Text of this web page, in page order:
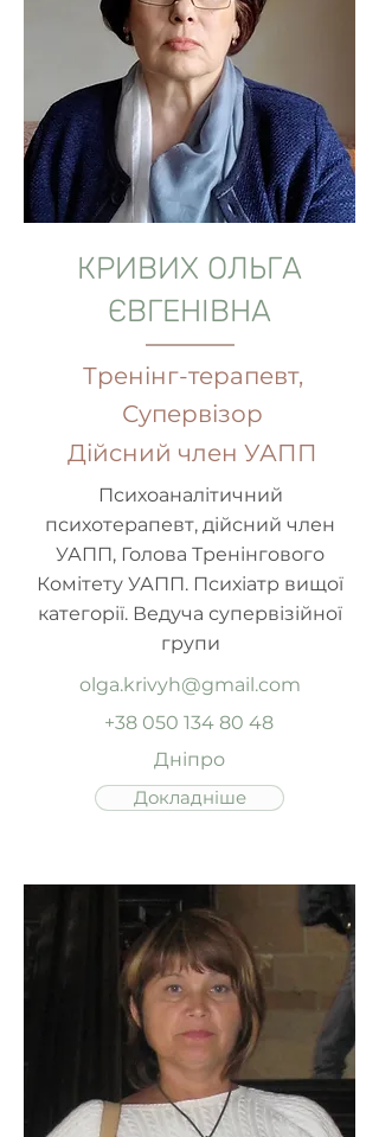
КРИВИХ ОЛЬГА
ЄВГЕНІВНА
Тренінг-терапевт,
Супервізор
Дійсний член УАПП
Психоаналітичний
психотерапевт, дійсний член
УАПП, Голова Тренінгового
Комітету УАПП. Психіатр вищої
категорії. Ведуча супервізійної
групи
olga.krivyh@gmail.com
+38 050 134 80 48
Дніпро
Докладніше